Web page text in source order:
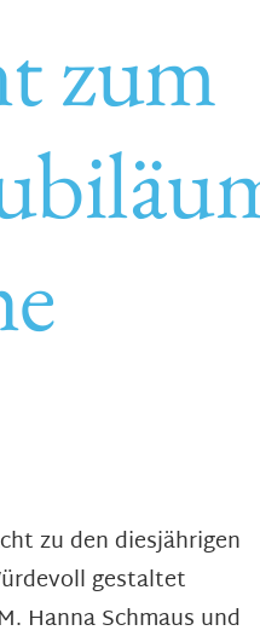
zum
zu den diesjährigen
gestaltet
Hanna Schmaus und